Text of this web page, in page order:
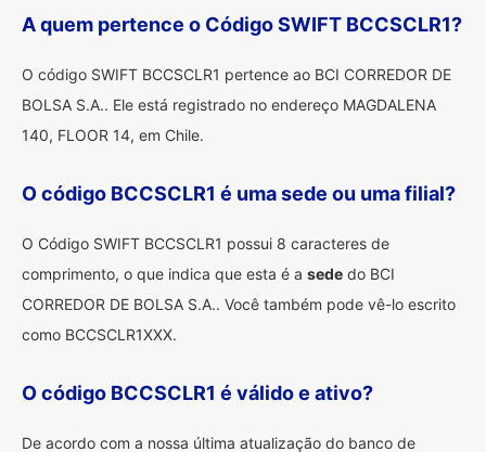
A quem pertence o Código SWIFT BCCSCLR1?
O código SWIFT BCCSCLR1 pertence ao BCI CORREDOR DE
BOLSA S.A.. Ele está registrado no endereço MAGDALENA
140, FLOOR 14, em Chile.
O código BCCSCLR1 é uma sede ou uma filial?
O Código SWIFT BCCSCLR1 possui 8 caracteres de
comprimento, o que indica que esta é a sede do BCI
CORREDOR DE BOLSA S.A.. Você também pode vê-lo escrito
como BCCSCLR1XXX.
O código BCCSCLR1 é válido e ativo?
De acordo com a nossa última atualização do banco de